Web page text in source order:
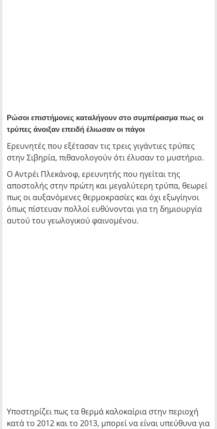
Ρώσοι επιστήμονες καταλήγουν στο συμπέρασμα πως οι
τρύπες άνοιξαν επειδή έλιωσαν οι πάγοι
Ερευνητές που εξέτασαν τις τρεις γιγάντιες τρύπες
στην Σιβηρία, πιθανολογούν ότι έλυσαν το μυστήριο.
Ο Αντρέι Πλεκάνοφ, ερευνητής που ηγείται της
αποστολής στην πρώτη και μεγαλύτερη τρύπα, θεωρεί
πως οι αυξανόμενες θερμοκρασίες και όχι εξωγίηνοι
όπως πίστευαν πολλοί ευθύνονται για τη δημιουργία
αυτού του γεωλογικού φαινομένου.
Υποστηρίζει πως τα θερμά καλοκαίρια στην περιοχή
κατά το 2012 και το 2013, μπορεί να είναι υπεύθυνα για